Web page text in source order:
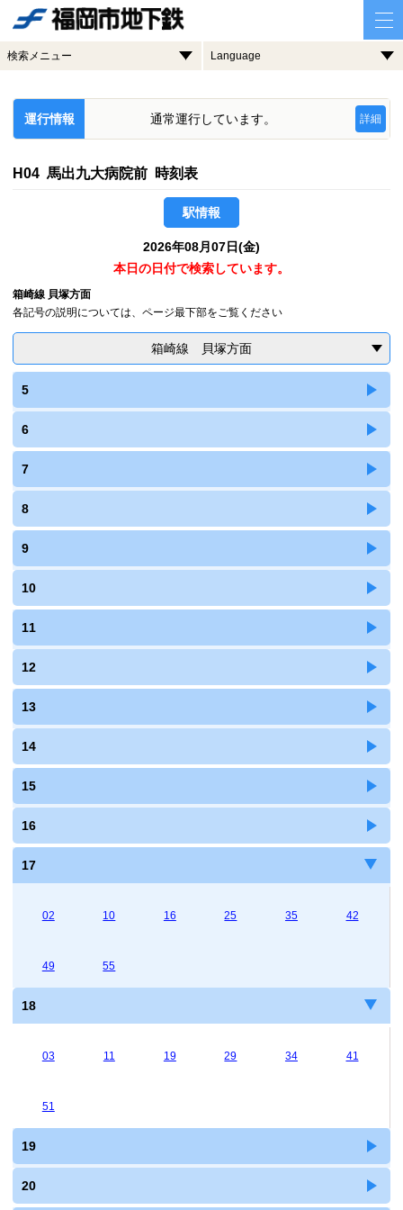
検索メニュー Language
運行情報 通常運行しています。 詳細
H04 馬出九大病院前 時刻表
駅情報
2026年08月07日(金)
本日の日付で検索しています。
箱崎線 貝塚方面
各記号の説明については、ページ最下部をご覧ください
箱崎線 貝塚方面
5
6
7
8
9
10
11
12
13
14
15
16
17
02 10 16 25 35 42
49 55
18
03 11 19 29 34 41
51
19
20